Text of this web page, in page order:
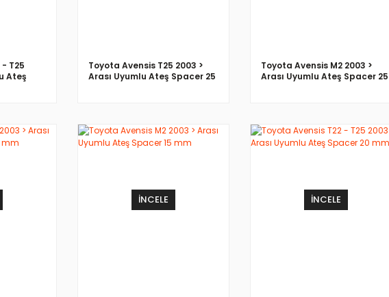
T25
Ateş
Toyota Avensis T25 2003 >
Arası Uyumlu Ateş Spacer 25
Toyota Avensis M2 2003 >
Arası Uyumlu Ateş Spacer 25
İNCELE İNCELE